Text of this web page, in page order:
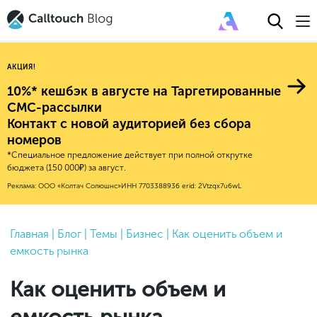
Авторитейл
Финансы
Е-коммерс
Недвижимость
HoReCa
Бьюти
Услуги
2025
2024
2022
2021
2020
Новые продукты
Эксплейнеры
Обновления продуктов Calltouch
Обучение работы с инструментами
Calltouch
Индекс здоровья российского
Mental Health
Привлечение
Конверсия
Аналитика
Процессы и управление
Финансы и бухгалтерия
Callday
Вебинары и практикумы
АКЦИЯ!
10%* кешбэк в августе на Таргетированные
СМС-рассылки
Контакт с новой аудиторией без сбора
номеров
*Специальное предложение действует при полной открутке
бюджета (150 000₽) за август.
Реклама: ООО «Колтач Солюшнс»ИНН 7703388936 erid: 2Vtzqx7u6wL
Главная Блог Темы Бизнес
Как оценить объем и
емкость рынка
Как оценить объем и